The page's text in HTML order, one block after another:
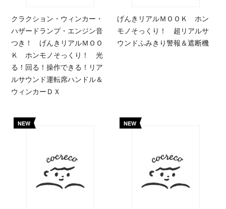
クラクション・ウィンカー・
ハザードランプ・エンジン音
つき！ げんきリアルＭＯＯ
Ｋ ホンモノそっくり！ 光
る！回る！操作できる！リア
ルサウンド運転席ハンドル＆
ウィンカーＤＸ
げんきリアルＭＯＯＫ ホン
モノそっくり！ 超リアルサ
ウンドふみきり警報＆遮断機
NEW NEW